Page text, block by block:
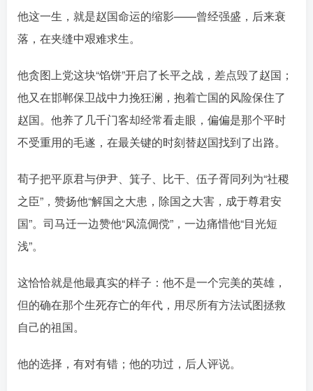
他这一生，就是赵国命运的缩影——曾经强盛，后来衰
落，在夹缝中艰难求生。󠄹󠅀󠄪󠄢󠄡󠄦󠄞󠄧󠄣󠄞󠄢󠄡󠄦󠄞󠄡󠄩󠅬󠅅󠅃󠄵󠅂󠄪󠅗󠅥󠅕󠅣󠅤󠅬󠅄󠄹󠄽󠄵󠄪󠄢󠄠󠄢󠄦󠄝󠄠󠄨󠄝󠄠󠄨󠄐󠄠󠄨󠄪󠄥󠄤󠄪󠄤󠄣󠅬󠅨󠅙󠅑󠅟󠅗󠅒󠄞󠅓󠅟󠅝󠄐󠇕󠆠󠅿󠇖󠆄󠆩󠇕󠅿󠆈󠇗󠆭󠆁󠄐󠇗󠅹󠅸󠇖󠆍󠅳󠇖󠅹󠅰󠇖󠆌󠅹
他贪图上党这块“馅饼”开启了长平之战，差点毁了赵国；
他又在邯郸保卫战中力挽狂澜，抱着亡国的风险保住了
赵国。他养了几千门客却经常看走眼，偏偏是那个平时
不受重用的毛遂，在最关键的时刻替赵国找到了出路。󠄹󠅀󠄪󠄢󠄡󠄦󠄞󠄧󠄣󠄞󠄢󠄡󠄦󠄞󠄡󠄩󠅬󠅅󠅃󠄵󠅂󠄪󠅗󠅥󠅕󠅣󠅤󠅬󠅄󠄹󠄽󠄵󠄪󠄢󠄠󠄢󠄦󠄝󠄠󠄨󠄝󠄠󠄨󠄐󠄠󠄨󠄪󠄥󠄤󠄪󠄤󠄣󠅬󠅨󠅙󠅑󠅟󠅗󠅒󠄞󠅓󠅟󠅝󠄐󠇕󠆠󠅿󠇖󠆄󠆩󠇕󠅿󠆈󠇗󠆭󠆁󠄐󠇗󠅹󠅸󠇖󠆍󠅳󠇖󠅹󠅰󠇖󠆌󠅹
荀子把平原君与伊尹、箕子、比干、伍子胥同列为“社稷
之臣”，赞扬他“解国之大患，除国之大害，成于尊君安
国”󠄹󠅀󠄪󠄢󠄡󠄦󠄞󠄧󠄣󠄞󠄢󠄡󠄦󠄞󠄡󠄩󠅬󠅅󠅃󠄵󠅂󠄪󠅗󠅥󠅕󠅣󠅤󠅬󠅄󠄹󠄽󠄵󠄪󠄢󠄠󠄢󠄦󠄝󠄠󠄨󠄝󠄠󠄨󠄐󠄠󠄨󠄪󠄥󠄤󠄪󠄤󠄣󠅬󠅨󠅙󠅑󠅟󠅗󠅒󠄞󠅓󠅟󠅝󠄐󠇕󠆠󠅿󠇖󠆄󠆩󠇕󠅿󠆈󠇗󠆭󠆁󠄐󠇗󠅹󠅸󠇖󠆍󠅳󠇖󠅹󠅰󠇖󠆌󠅹。司马迁一边赞他“风流倜傥”，一边痛惜他“目光短
浅”。
这恰恰就是他最真实的样子：他不是一个完美的英雄，
但的确在那个生死存亡的年代，用尽所有方法试图拯救
自己的祖国。󠄹󠅀󠄪󠄢󠄡󠄦󠄞󠄧󠄣󠄞󠄢󠄡󠄦󠄞󠄡󠄩󠅬󠅅󠅃󠄵󠅂󠄪󠅗󠅥󠅕󠅣󠅤󠅬󠅄󠄹󠄽󠄵󠄪󠄢󠄠󠄢󠄦󠄝󠄠󠄨󠄝󠄠󠄨󠄐󠄠󠄨󠄪󠄥󠄤󠄪󠄤󠄣󠅬󠅨󠅙󠅑󠅟󠅗󠅒󠄞󠅓󠅟󠅝󠄐󠇕󠆠󠅿󠇖󠆄󠆩󠇕󠅿󠆈󠇗󠆭󠆁󠄐󠇗󠅹󠅸󠇖󠆍󠅳󠇖󠅹󠅰󠇖󠆌󠅹
他的选择，有对有错；他的功过，后人评说。